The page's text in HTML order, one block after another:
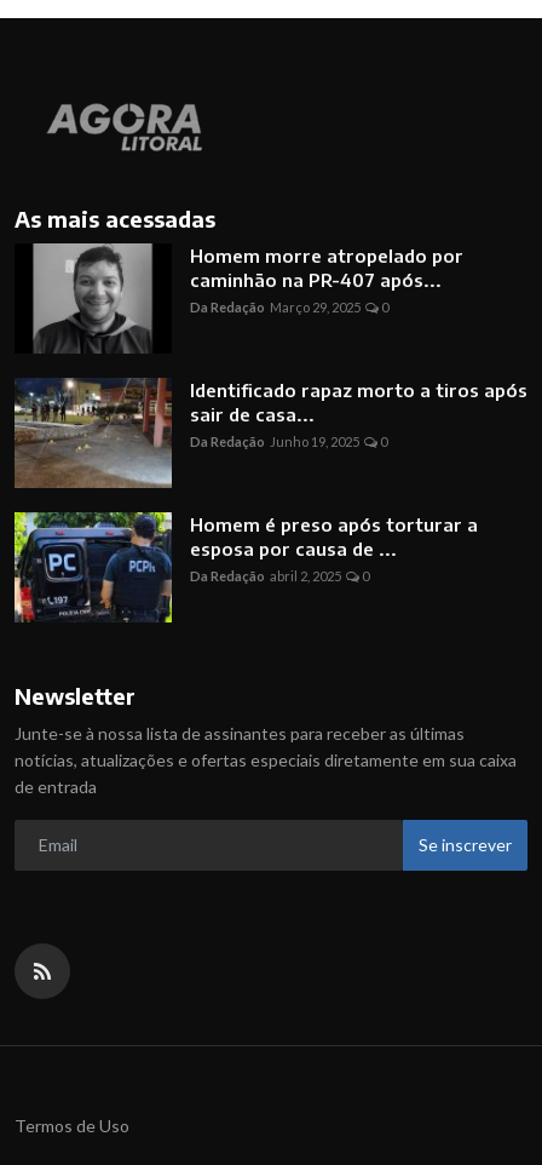
As mais acessadas
Homem morre atropelado por
caminhão na PR-407 após...
Da Redação Março 29, 2025 0
Identificado rapaz morto a tiros após
sair de casa...
Da Redação Junho 19, 2025 0
Homem é preso após torturar a
esposa por causa de ...
Da Redação abril 2, 2025 0
Newsletter
Junte-se à nossa lista de assinantes para receber as últimas
notícias, atualizações e ofertas especiais diretamente em sua caixa
de entrada
Se inscrever
Termos de Uso